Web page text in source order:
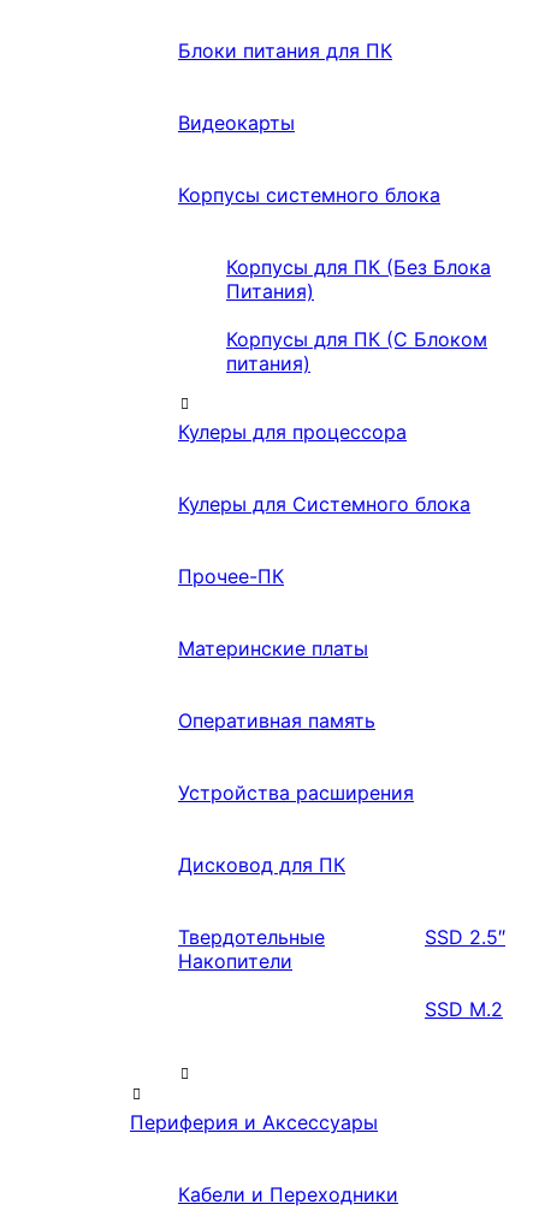
Блоки питания для ПК
Видеокарты
Корпусы системного блока
Корпусы для ПК (Без Блока
Питания)
Корпусы для ПК (С Блоком
питания)
Кулеры для процессора
Кулеры для Системного блока
Прочее-ПК
Материнские платы
Оперативная память
Устройства расширения
Дисковод для ПК
Твердотельные
Накопители
SSD 2.5″
SSD M.2
Периферия и Аксессуары
Кабели и Переходники